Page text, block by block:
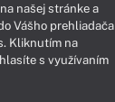
o prístupnosti
našej stránke a
Vášho prehliadača
Kliknutím na
s využívaním